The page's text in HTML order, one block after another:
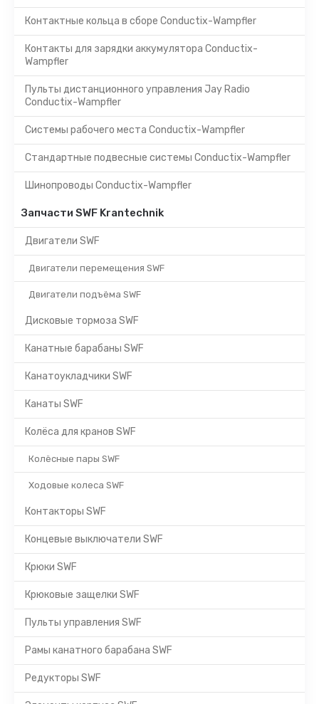
Контактные кольца в сборе Conductix-Wampfler
Контакты для зарядки аккумулятора Conductix-
Wampfler
Пульты дистанционного управления Jay Radio
Conductix-Wampfler
Системы рабочего места Conductix-Wampfler
Стандартные подвесные системы Conductix-Wampfler
Шинопроводы Conductix-Wampfler
Запчасти SWF Krantechnik
Двигатели SWF
Двигатели перемещения SWF
Двигатели подъёма SWF
Дисковые тормоза SWF
Канатные барабаны SWF
Канатоукладчики SWF
Канаты SWF
Колёса для кранов SWF
Колёсные пары SWF
Ходовые колеса SWF
Контакторы SWF
Концевые выключатели SWF
Крюки SWF
Крюковые защелки SWF
Пульты управления SWF
Рамы канатного барабана SWF
Редукторы SWF